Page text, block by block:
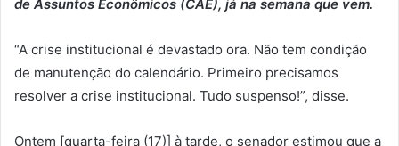
de Assuntos Econômicos (CAE), já na semana que vem.
“A crise institucional é devastado ora. Não tem condição
de manutenção do calendário. Primeiro precisamos
resolver a crise institucional. Tudo suspenso!”, disse.
Ontem [quarta-feira (17)] à tarde, o senador estimou que a